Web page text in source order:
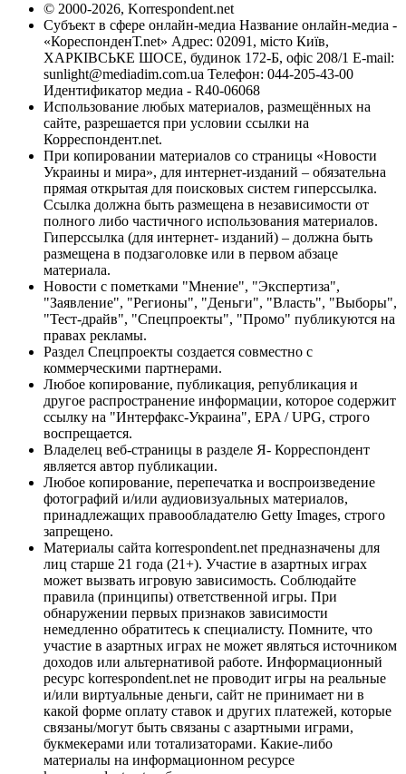
© 2000-2026, Korrespondent.net
Субъект в сфере онлайн-медиа Название онлайн-медиа -
«КореспонденТ.net» Адрес: 02091, місто Київ,
ХАРКІВСЬКЕ ШОСЕ, будинок 172-Б, офіс 208/1 E-mail:
sunlight@mediadim.com.ua Телефон: 044-205-43-00
Идентификатор медиа - R40-06068
Использование любых материалов, размещённых на
сайте, разрешается при условии ссылки на
Корреспондент.net.
При копировании материалов со страницы «Новости
Украины и мира», для интернет-изданий – обязательна
прямая открытая для поисковых систем гиперссылка.
Ссылка должна быть размещена в независимости от
полного либо частичного использования материалов.
Гиперссылка (для интернет- изданий) – должна быть
размещена в подзаголовке или в первом абзаце
материала.
Новости с пометками "Мнение", "Экспертиза",
"Заявление", "Регионы", "Деньги", "Власть", "Выборы",
"Тест-драйв", "Спецпроекты", "Промо" публикуются на
правах рекламы.
Раздел Спецпроекты создается совместно с
коммерческими партнерами.
Любое копирование, публикация, републикация и
другое распространение информации, которое содержит
ссылку на "Интерфакс-Украина", EPA / UPG, строго
воспрещается.
Владелец веб-страницы в разделе Я- Корреспондент
является автор публикации.
Любое копирование, перепечатка и воспроизведение
фотографий и/или аудиовизуальных материалов,
принадлежащих правообладателю Getty Images, строго
запрещено.
Материалы сайта korrespondent.net предназначены для
лиц старше 21 года (21+). Участие в азартных играх
может вызвать игровую зависимость. Соблюдайте
правила (принципы) ответственной игры. При
обнаружении первых признаков зависимости
немедленно обратитесь к специалисту. Помните, что
участие в азартных играх не может являться источником
доходов или альтернативой работе. Информационный
ресурс korrespondent.net не проводит игры на реальные
и/или виртуальные деньги, сайт не принимает ни в
какой форме оплату ставок и других платежей, которые
связаны/могут быть связаны с азартными играми,
букмекерами или тотализаторами. Какие-либо
материалы на информационном ресурсе